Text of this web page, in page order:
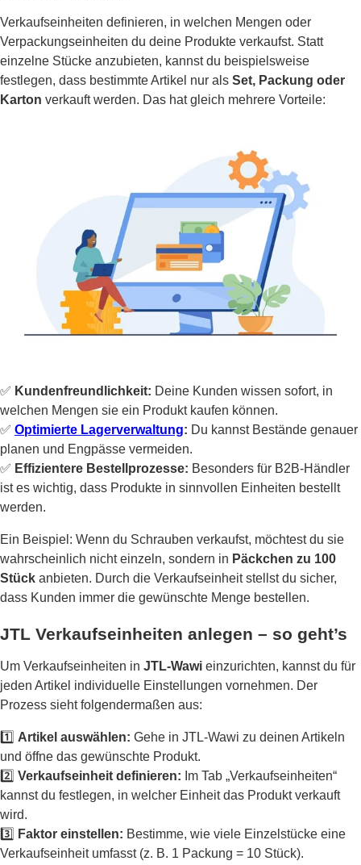
Verkaufseinheiten definieren, in welchen Mengen oder
Verpackungseinheiten du deine Produkte verkaufst. Statt
einzelne Stücke anzubieten, kannst du beispielsweise
festlegen, dass bestimmte Artikel nur als Set, Packung oder
Karton verkauft werden. Das hat gleich mehrere Vorteile:
✅ Kundenfreundlichkeit: Deine Kunden wissen sofort, in
welchen Mengen sie ein Produkt kaufen können.
✅ Optimierte Lagerverwaltung: Du kannst Bestände genauer
planen und Engpässe vermeiden.
✅ Effizientere Bestellprozesse: Besonders für B2B-Händler
ist es wichtig, dass Produkte in sinnvollen Einheiten bestellt
werden.
Ein Beispiel: Wenn du Schrauben verkaufst, möchtest du sie
wahrscheinlich nicht einzeln, sondern in Päckchen zu 100
Stück anbieten. Durch die Verkaufseinheit stellst du sicher,
dass Kunden immer die gewünschte Menge bestellen.
JTL Verkaufseinheiten anlegen – so geht’s
Um Verkaufseinheiten in JTL-Wawi einzurichten, kannst du für
jeden Artikel individuelle Einstellungen vornehmen. Der
Prozess sieht folgendermaßen aus:
1️⃣ Artikel auswählen: Gehe in JTL-Wawi zu deinen Artikeln
und öffne das gewünschte Produkt.
2️⃣ Verkaufseinheit definieren: Im Tab „Verkaufseinheiten“
kannst du festlegen, in welcher Einheit das Produkt verkauft
wird.
3️⃣ Faktor einstellen: Bestimme, wie viele Einzelstücke eine
Verkaufseinheit umfasst (z. B. 1 Packung = 10 Stück).